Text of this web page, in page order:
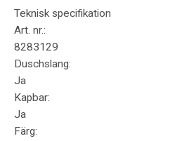
Teknisk specifikation
Art. nr.:
8283129
Duschslang:
Ja
Kapbar:
Ja
Färg: